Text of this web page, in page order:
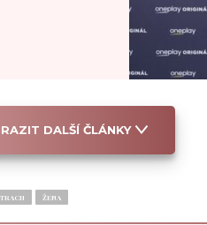
DALŠÍ ČLÁNKY
ŽENA